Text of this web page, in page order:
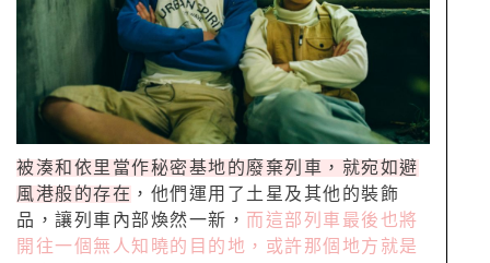
被湊和依里當作秘密基地的廢棄列車，就宛如避
風港般的存在 ，他們運用了土星及其他的裝飾
品，讓列車內部煥然一新， 而這部列車最後也將
開往一個無人知曉的目的地，或許那個地方就是